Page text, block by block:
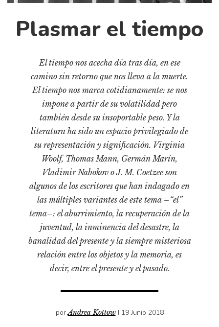
Cómics
Críticas
Diccionario portátil de la literatura chilena
Documentos
Fragmentos
Gran reserva
Historia material de los libros
Lagunas mentales
Libros usados
Literatura
Medioambiente
Narrativas visuales
Pensamiento
Pensamiento ilustrado
Plasmar el tiempo
El tiempo nos acecha día tras día, en ese
camino sin retorno que nos lleva a la muerte.
El tiempo nos marca cotidianamente: se nos
impone a partir de su volatilidad pero
también desde su insoportable peso. Y la
literatura ha sido un espacio privilegiado de
su representación y significación. Virginia
Woolf, Thomas Mann, Germán Marín,
Vladimir Nabokov o J. M. Coetzee son
algunos de los escritores que han indagado en
las múltiples variantes de este tema –“el”
tema–: el aburrimiento, la recuperación de la
juventud, la inminencia del desastre, la
banalidad del presente y la siempre misteriosa
relación entre los objetos y la memoria, es
decir, entre el presente y el pasado.
porAndrea Kottow I 19 Junio 2018